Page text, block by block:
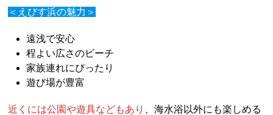
＜えびす浜の魅力＞
遠浅で安心
程よい広さのビーチ
家族連れにぴったり
遊び場が豊富
近くには公園や遊具などもあり
、海水浴以外にも楽しめる